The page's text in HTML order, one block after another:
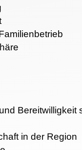
in der Region